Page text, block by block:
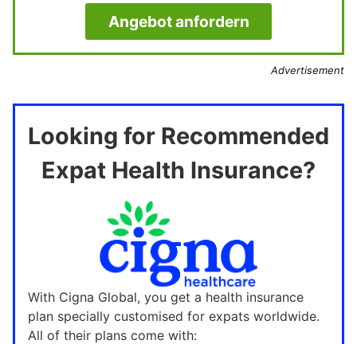
Angebot anfordern
Advertisement
Looking for Recommended
Expat Health Insurance?
With Cigna Global, you get a health insurance
plan specially customised for expats worldwide.
All of their plans come with: